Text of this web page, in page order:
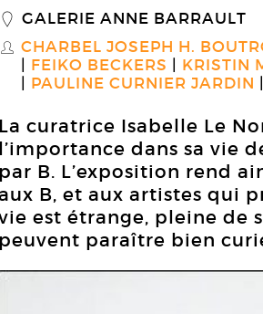
_ GALERIE ANNE BARRAULT
S CHARBEL JOSEPH H.
FEIKO BECKERS
KRISTIN
PAULINE CURNIER JARDIN
La curatrice Isabelle Le
l’importance dans sa vie
par B. L’exposition rend
B, et aux artistes qui
est étrange, pleine de
peuvent paraître bien